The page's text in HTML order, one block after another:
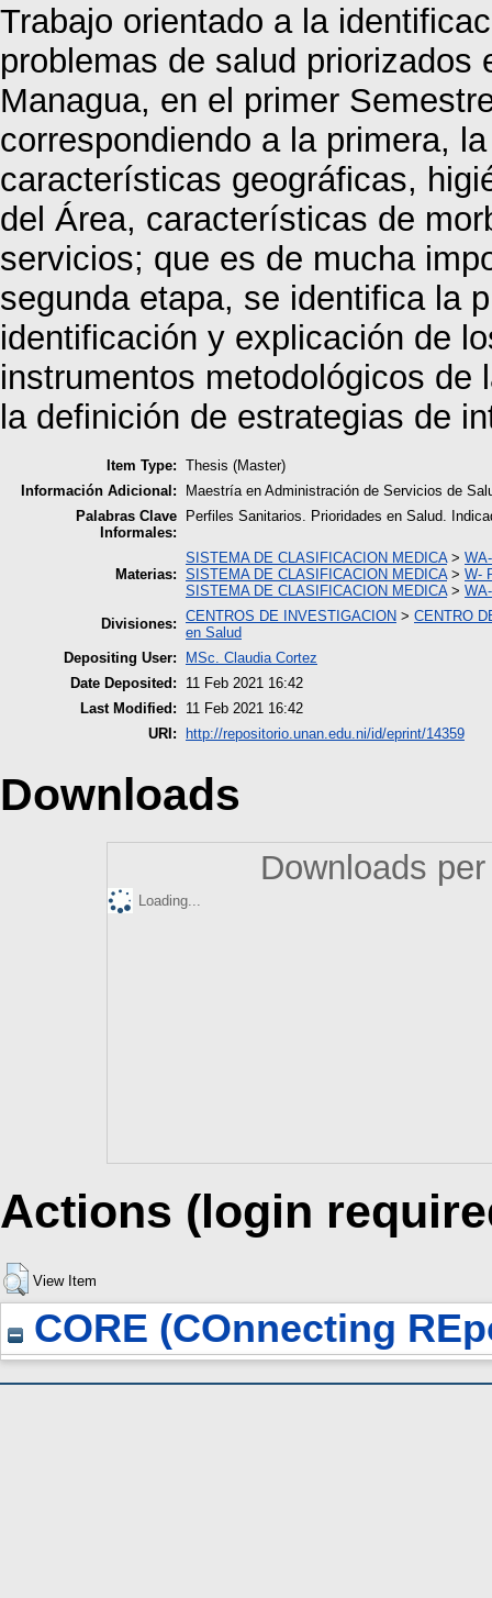
Trabajo orientado a la
problemas de salud
Managua, en el primer
correspondiendo a la primera,
características geográficas,
del Área, características de
servicios; que es de mucha
segunda etapa, se identifica la
identificación y explicación de
instrumentos metodológicos
la definición de estrategias de
Item Type: Thesis (Master)
Información Adicional:
Maestría en Administración de Servicios de
Palabras Clave
Informales:
Perfiles Sanitarios. Prioridades en Salud.
Materias:
SISTEMA DE CLASIFICACION MEDICA>
SISTEMA DE CLASIFICACION MEDICA> W-
SISTEMA DE CLASIFICACION MEDICA>
Divisiones: CENTROS DE INVESTIGACION > CENTRO
en Salud
Depositing User:
MSc. Claudia Cortez
Date Deposited:
11 Feb 2021 16:42
Last Modified:
11 Feb 2021 16:42
URI:
http://repositorio.unan.edu.ni/id/eprint/14359
Downloads
Downloads
Loading...
Actions (login
View Item
CORE (COnnecting